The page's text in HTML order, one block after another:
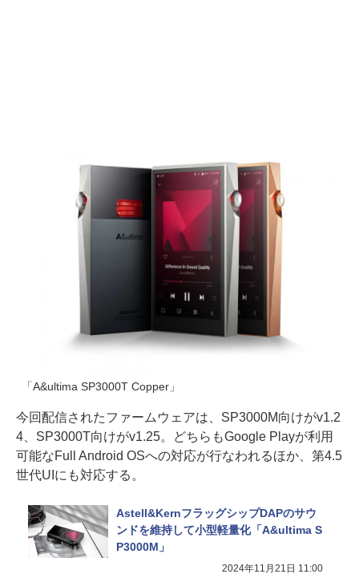
「A&ultima SP3000T Copper」
今回配信されたファームウェアは、SP3000M向けがv1.2
4、SP3000T向けがv1.25。どちらもGoogle Playが利用
可能なFull Android OSへの対応が行なわれるほか、第4.5
世代UIにも対応する。
Astell&KernフラッグシップDAPのサウ
ンドを維持して小型軽量化「A&ultima S
P3000M」
2024年11月21日 11:00